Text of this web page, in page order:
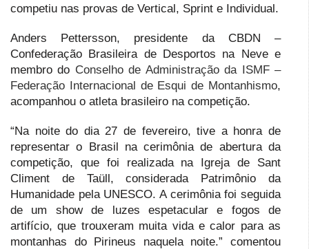
competiu nas provas de Vertical, Sprint e Individual.
Anders Pettersson, presidente da CBDN –
Confederação Brasileira de Desportos na Neve e
membro do Conselho de Administração da ISMF –
Federação Internacional de Esqui de Montanhismo,
acompanhou o atleta brasileiro na competição.
“Na noite do dia 27 de fevereiro, tive a honra de
representar o Brasil na cerimônia de abertura da
competição, que foi realizada na Igreja de Sant
Climent de Taüll, considerada Patrimônio da
Humanidade pela UNESCO. A cerimônia foi seguida
de um show de luzes espetacular e fogos de
artifício, que trouxeram muita vida e calor para as
montanhas do Pirineus naquela noite.” comentou